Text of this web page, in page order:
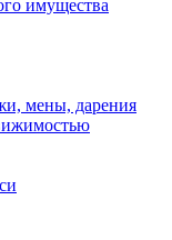
имущества
мены, дарения